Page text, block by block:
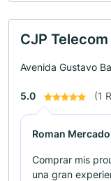
CJP
Avenida Gustavo
5.0 (1
Roman Mercado
Comprar mis
una gran